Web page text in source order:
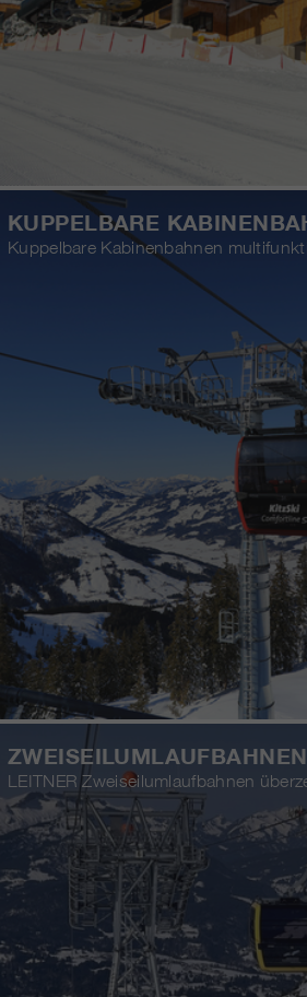
KUPPELBARE
Kuppelbare Kabinenbahnen
ZWEISEILUMLAUFBAHNEN
LEITNER Zweiseilumlaufbahnen